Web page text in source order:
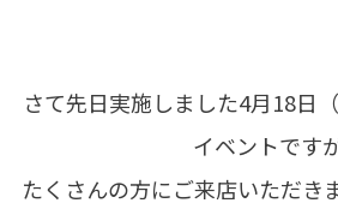
さて先日実施しました4月18日
イベントです
たくさんの方にご来店いただき